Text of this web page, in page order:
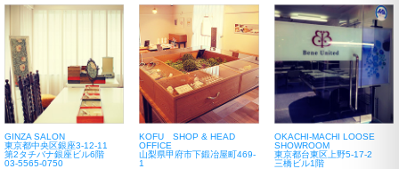
GINZA SALON
東京都中央区銀座3-12-11
第2タチバナ銀座ビル6階
03-5565-0750
KOFU SHOP & HEAD
OFFICE
山梨県甲府市下鍛冶屋町469-
1
OKACHI-MACHI LOOSE
SHOWROOM
東京都台東区上野5-17-2
三橋ビル1階